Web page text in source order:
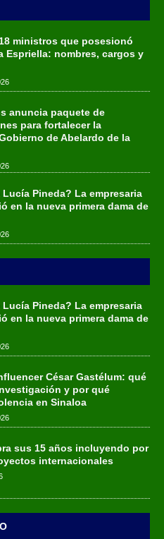
ministros que posesionó
Espriella: nombres, cargos y
anuncia paquete de
para fortalecer la
de Abelardo de la
Lucía Pineda? La empresaria
en la nueva primera dama de
Lucía Pineda? La empresaria
en la nueva primera dama de
César Gastélum: qué
y por qué
en Sinaloa
sus 15 años incluyendo por
internacionales